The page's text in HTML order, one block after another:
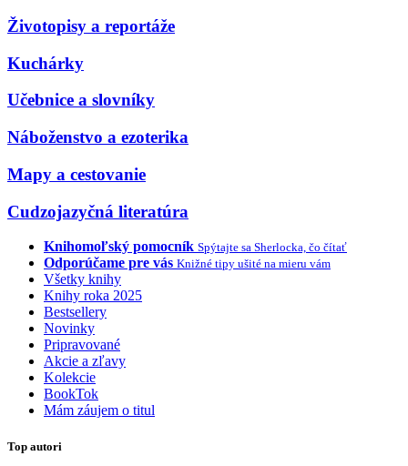
Životopisy a reportáže
Kuchárky
Učebnice a slovníky
Náboženstvo a ezoterika
Mapy a cestovanie
Cudzojazyčná literatúra
Knihomoľský pomocník Spýtajte sa Sherlocka, čo čítať
Odporúčame pre vás Knižné tipy ušité na mieru vám
Všetky knihy
Knihy roka 2025
Bestsellery
Novinky
Pripravované
Akcie a zľavy
Kolekcie
BookTok
Mám záujem o titul
Top autori